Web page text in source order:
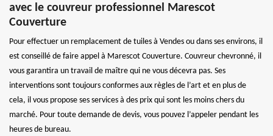
avec le couvreur professionnel Marescot
Couverture
Pour effectuer un remplacement de tuiles à Vendes ou dans ses environs, il
est conseillé de faire appel à Marescot Couverture. Couvreur chevronné, il
vous garantira un travail de maître qui ne vous décevra pas. Ses
interventions sont toujours conformes aux règles de l’art et en plus de
cela, il vous propose ses services à des prix qui sont les moins chers du
marché. Pour toute demande de devis, vous pouvez l’appeler pendant les
heures de bureau.